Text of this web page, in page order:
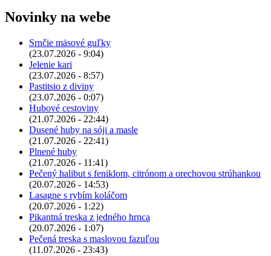
Novinky na webe
Srnčie mäsové guľky
(23.07.2026 - 9:04)
Jelenie kari
(23.07.2026 - 8:57)
Pastitsio z diviny
(23.07.2026 - 0:07)
Hubové cestoviny
(21.07.2026 - 22:44)
Dusené huby na sóji a masle
(21.07.2026 - 22:41)
Plnené huby
(21.07.2026 - 11:41)
Pečený halibut s feniklom, citrónom a orechovou strúhankou
(20.07.2026 - 14:53)
Lasagne s rybím koláčom
(20.07.2026 - 1:22)
Pikantná treska z jedného hrnca
(20.07.2026 - 1:07)
Pečená treska s maslovou fazuľou
(11.07.2026 - 23:43)